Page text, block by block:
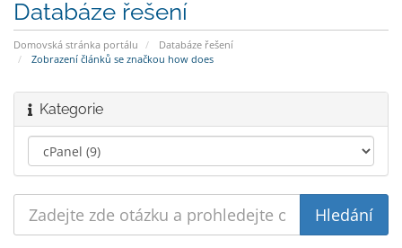
Databáze řešení
Domovská stránka portálu
Databáze řešení
Zobrazení článků se značkou how does
Kategorie